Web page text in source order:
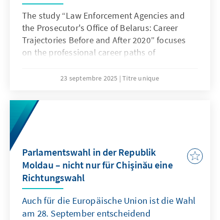
The study “Law Enforcement Agencies and
the Prosecutor's Office of Belarus: Career
Trajectories Before and After 2020” focuses
on the professional career paths of
and after 2020, using case studies of the
Internal Affairs (MIA), and the Prosecutor’s
Office of Belarus. It analyses the biographies
of senior officials, examines open sources,
interviews to explore changes in the
leadership of these institutions in the context
of the 2020 political crisis and the subsequent
repressions.
23 septembre 2025 Titre unique
Parlamentswahl in der Republik
Moldau – nicht nur für Chişinău eine
Richtungswahl
Auch für die Europäische Union ist die Wahl
am 28. September entscheidend